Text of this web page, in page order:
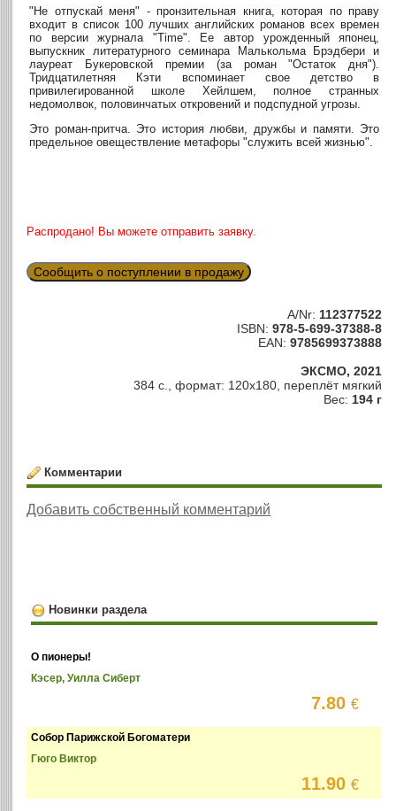
"Не отпускай меня" - пронзительная книга, которая по праву
входит в список 100 лучших английских романов всех времен
по версии журнала "Time". Ее автор урожденный японец,
выпускник литературного семинара Малькольма Брэдбери и
лауреат Букеровской премии (за роман "Остаток дня").
Тридцатилетняя Кэти вспоминает свое детство в
привилегированной школе Хейлшем, полное странных
недомолвок, половинчатых откровений и подспудной угрозы.
Это роман-притча. Это история любви, дружбы и памяти. Это
предельное овеществление метафоры "служить всей жизнью".
Распродано! Вы можете отправить заявку.
Сообщить о поступлении в продажу
A/Nr: 112377522
ISBN: 978-5-699-37388-8
EAN: 9785699373888
ЭКСМО, 2021
384 с., формат: 120х180, переплёт мягкий
Вес: 194 г
Комментарии
Добавить собственный комментарий
Новинки раздела
О пионеры!
Кэсер, Уилла Сиберт
7.80€
Собор Парижской Богоматери
Гюго Виктор
11.90€